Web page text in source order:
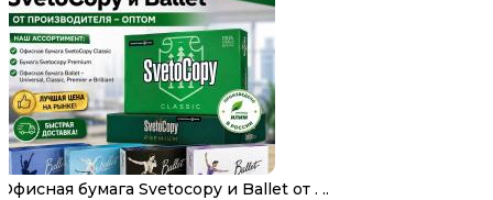
Офисная бумага Svetocopy и Ballet от . ..